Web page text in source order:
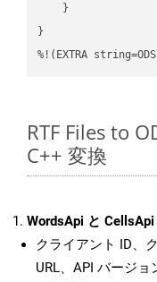
    }
}
%!(EXTRA
RTF Files to
C++ 変換
WordsApi と
クライアント ID、
URL、API バージョ